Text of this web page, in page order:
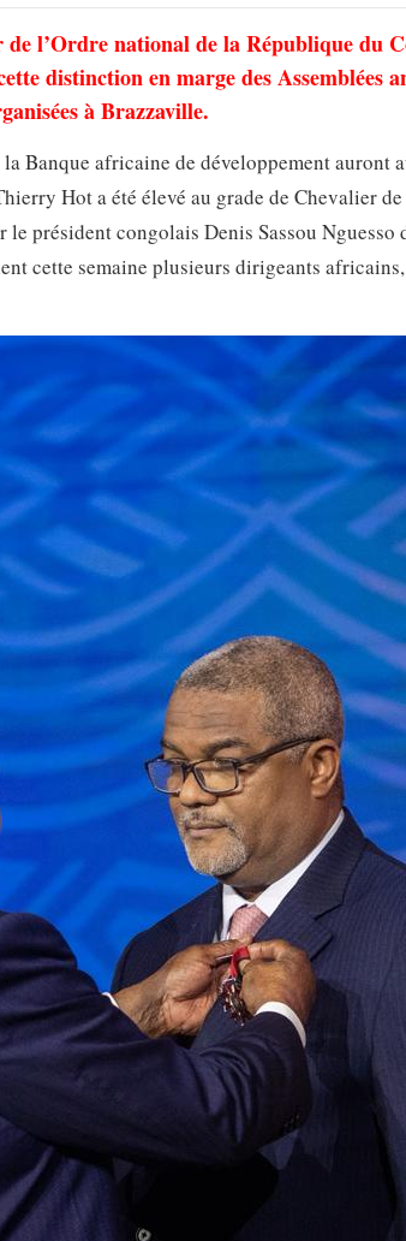
l’Ordre national de la République du
distinction en marge des Assemblées
à Brazzaville.
Banque africaine de développement auront
Hot a été élevé au grade de Chevalier
président congolais Denis Sassou Nguesso
cette semaine plusieurs dirigeants